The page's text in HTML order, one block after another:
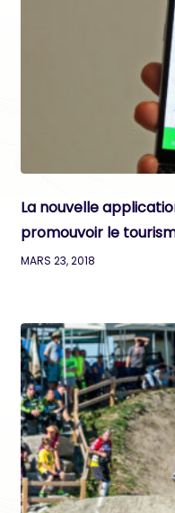
La nouvelle
promouvoir le
MARS 23, 2018